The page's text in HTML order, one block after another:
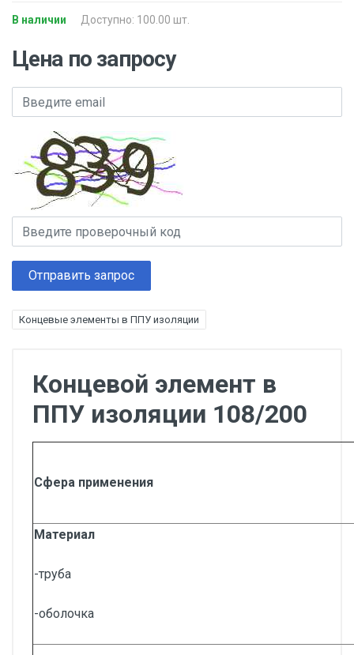
В наличии Доступно: 100.00 шт.
Цена по запросу
Отправить запрос
Концевые элементы в ППУ изоляции
Концевой элемент в
ППУ изоляции 108/200
Сфера применения
Материал
-труба
-оболочка